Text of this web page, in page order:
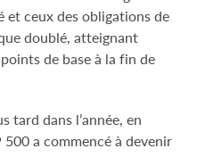
et ceux des obligations de
doublé, atteignant
de base à la fin de
tard dans l’année, en
a commencé à devenir